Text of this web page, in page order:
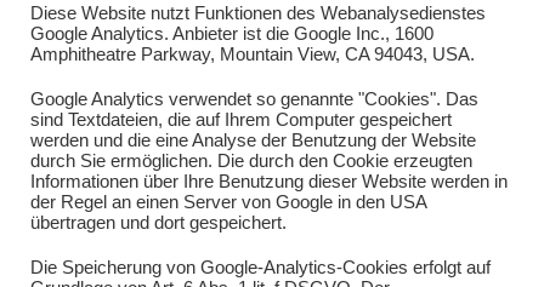
Diese Website nutzt Funktionen des Webanalysedienstes
Google Analytics. Anbieter ist die Google Inc., 1600
Amphitheatre Parkway, Mountain View, CA 94043, USA.
Google Analytics verwendet so genannte "Cookies". Das
sind Textdateien, die auf Ihrem Computer gespeichert
werden und die eine Analyse der Benutzung der Website
durch Sie ermöglichen. Die durch den Cookie erzeugten
Informationen über Ihre Benutzung dieser Website werden in
der Regel an einen Server von Google in den USA
übertragen und dort gespeichert.
Die Speicherung von Google-Analytics-Cookies erfolgt auf